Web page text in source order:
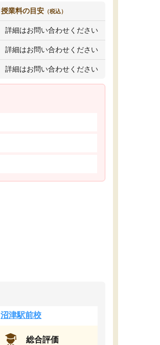
授業料の目安 （税込）
詳細はお問い合わせください
詳細はお問い合わせください
詳細はお問い合わせください
沼津駅前校
総合評価